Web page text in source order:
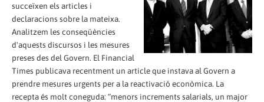
succeïxen els articles i
declaracions sobre la mateixa.
Analitzem les conseqüències
d'aquests discursos i les mesures
preses des del Govern. El Financial
Times publicava recentment un article que instava al Govern a
prendre mesures urgents per a la reactivació econòmica. La
recepta és molt coneguda: “menors increments salarials, un major